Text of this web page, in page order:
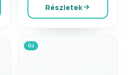
Részletek
ÚJ